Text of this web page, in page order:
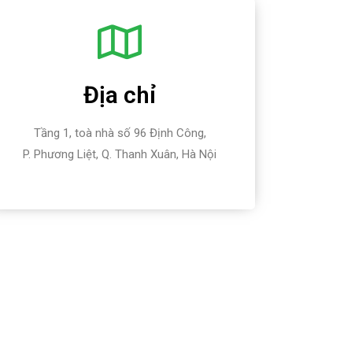
Địa chỉ
Tầng 1, toà nhà số 96 Định Công,
P. Phương Liệt, Q. Thanh Xuân, Hà Nội